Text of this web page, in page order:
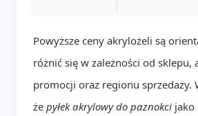
Powyższe ceny akrylożeli są
różnić się w zależności od sklepu,
promocji oraz regionu sprzedaży.
że pyłek akrylowy do paznokci jako